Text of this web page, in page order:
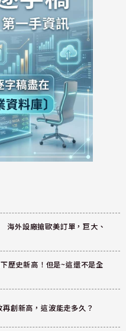
外設廠搶歐美訂單，巨大、
歷史新高！但是~這還不是全
創新高，這波能走多久？